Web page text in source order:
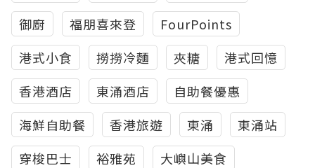
御廚
福朋喜來登
FourPoints
港式小食
撈撈冷麵 夾糖
港式回憶
香港酒店
東涌酒店
自助餐優惠
海鮮自助餐
香港旅遊 東涌
東涌站
穿梭巴士
裕雅苑
大嶼山美食